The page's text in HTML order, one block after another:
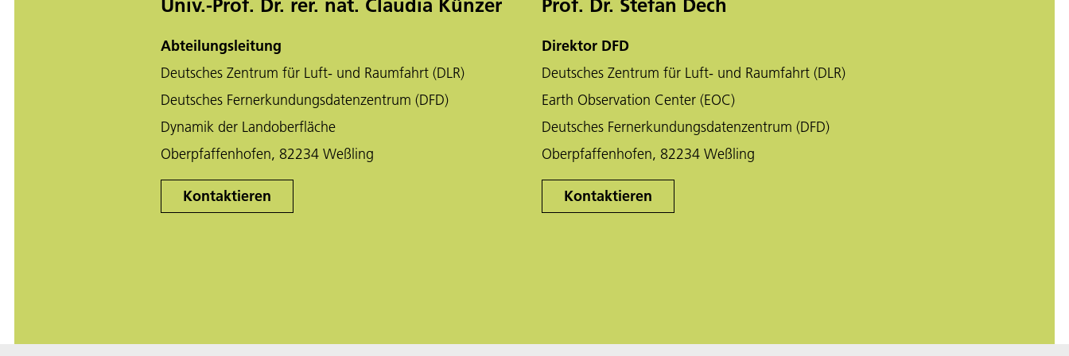
Abteilungsleitung
Deutsches Zentrum für Luft- und Raumfahrt (DLR)
Deutsches Fernerkundungsdatenzentrum (DFD)
Dynamik der Landoberfläche
Oberpfaffenhofen, 82234 Weßling
Kontaktieren
Direktor DFD
Deutsches Zentrum für Luft- und Raumfahrt (DLR)
Earth Observation Center (EOC)
Deutsches Fernerkundungsdatenzentrum (DFD)
Oberpfaffenhofen, 82234 Weßling
Kontaktieren